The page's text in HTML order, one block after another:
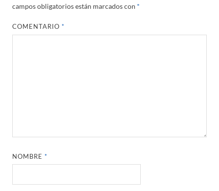
campos obligatorios están marcados con *
COMENTARIO*
NOMBRE*